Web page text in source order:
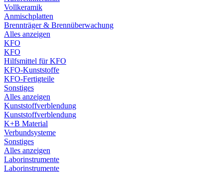
Vollkeramik
Anmischplatten
Brennträger & Brennüberwachung
Alles anzeigen
KFO
KFO
Hilfsmittel für KFO
KFO-Kunststoffe
KFO-Fertigteile
Sonstiges
Alles anzeigen
Kunststoffverblendung
Kunststoffverblendung
K+B Material
Verbundsysteme
Sonstiges
Alles anzeigen
Laborinstrumente
Laborinstrumente